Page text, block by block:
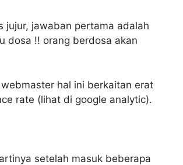
jujur, jawaban pertama adalah
dosa !! orang berdosa akan
hal ini berkaitan erat
rate (lihat di google analytic).
setelah masuk beberapa